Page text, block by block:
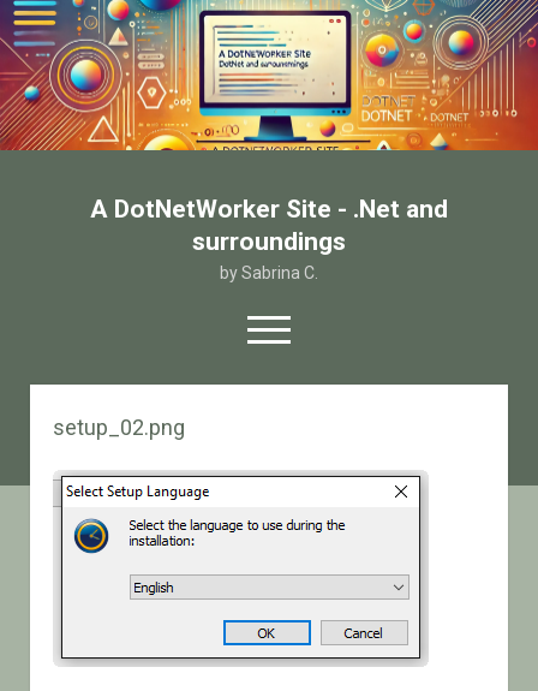
A DotNetWorker Site - .Net and
surroundings
by Sabrina C.
open
menu
twitterfacebook
email-form
Contatto
setup_02.png